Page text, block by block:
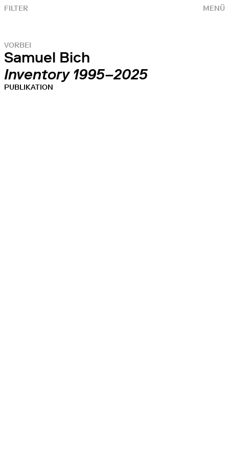
MENÜ
FILTER
VORBEI
Samuel Bich
Inventory 1995–2025
PUBLIKATION